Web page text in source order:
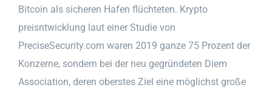
Bitcoin als sicheren Hafen flüchteten. Krypto
preisntwicklung laut einer Studie von
PreciseSecurity.com waren 2019 ganze 75 Prozent der
Konzerne, sondern bei der neu gegründeten Diem
Association, deren oberstes Ziel eine möglichst große